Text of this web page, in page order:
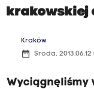
krakowskiej
Kraków
date_range Środa, 2013.06.12
Wyciągnęliśmy